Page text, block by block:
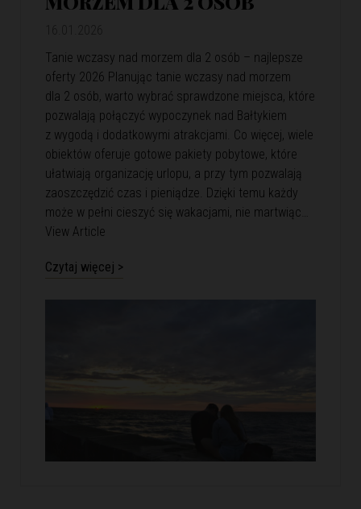
Tanie wczasy nad morzem dla 2 osób – najlepsze
oferty 2026 Planując tanie wczasy nad morzem
dla 2 osób, warto wybrać sprawdzone miejsca, które
pozwalają połączyć wypoczynek nad Bałtykiem
z wygodą i dodatkowymi atrakcjami. Co więcej, wiele
obiektów oferuje gotowe pakiety pobytowe, które
ułatwiają organizację urlopu, a przy tym pozwalają
zaoszczędzić czas i pieniądze. Dzięki temu każdy
może w pełni cieszyć się wakacjami, nie martwiąc…
View Article
Czytaj więcej >